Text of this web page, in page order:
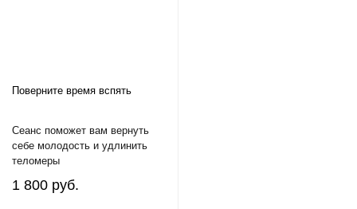
Поверните время вспять
Сеанс поможет вам вернуть
себе молодость и удлинить
теломеры
1 800 руб.